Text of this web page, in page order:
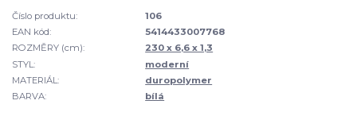
Číslo produktu:
106
EAN kód:
5414433007768
ROZMĚRY (cm):
230 x 6,6 x 1,3
STYL:
moderní
MATERIÁL:
duropolymer
BARVA:
bílá